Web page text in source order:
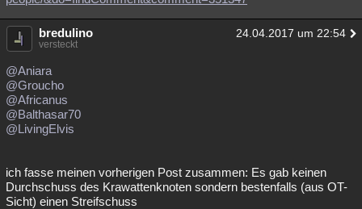
bredulino 24.04.2017 um 22:54
versteckt
@Aniara
@Groucho
@Africanus
@Balthasar70
@LivingElvis
ich fasse meinen vorherigen Post zusammen: Es gab keinen
Durchschuss des Krawattenknoten sondern bestenfalls (aus OT-
Sicht) einen Streifschuss